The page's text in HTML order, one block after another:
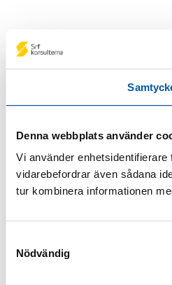
Denna webbplats använder
Vi använder
vidarebefordrar även sådana
tur kombinera informationen
Nödvändig